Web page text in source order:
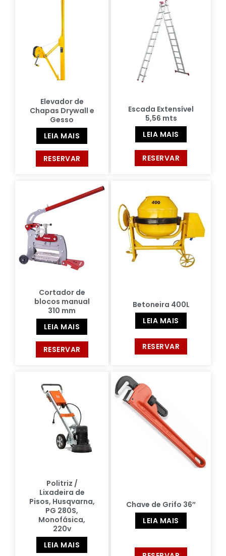
Elevador de
Chapas Drywall e
Gesso
LEIA MAIS
RESERVAR
Escada Extensível
5,56 mts
LEIA MAIS
RESERVAR
Cortador de
blocos manual
310 mm
LEIA MAIS
RESERVAR
Betoneira 400L
LEIA MAIS
RESERVAR
Politriz /
Lixadeira de
Pisos, Husqvarna,
PG 280S,
Monofásica,
220v
LEIA MAIS
Chave de Grifo 36″
LEIA MAIS